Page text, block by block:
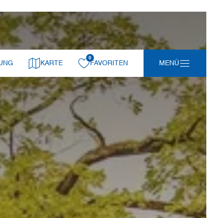
KARTE FAVORITEN
gemerkt:
0
MENÜ